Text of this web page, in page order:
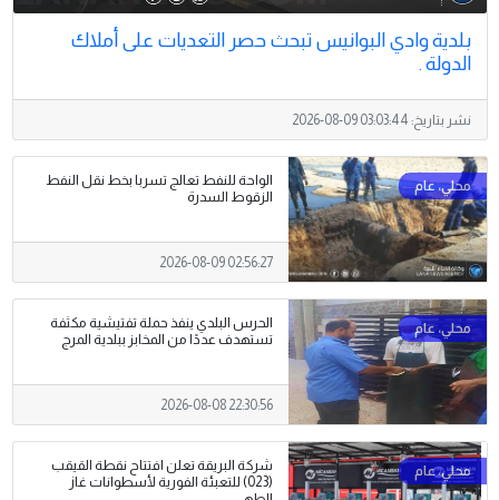
بلدية وادي البوانيس تبحث حصر التعديات على أملاك
الدولة .
نشر بتاريخ: 2026-08-09 03:03:44
الواحة للنفط تعالج تسربا بخط نقل النفط
الزقوط السدرة
2026-08-09 02:56:27
الحرس البلدي ينفذ حملة تفتيشية مكثفة
تستهدف عددًا من المخابز ببلدية المرج
2026-08-08 22:30:56
شركة البريقة تعلن افتتاح نقطة القيقب
(023) للتعبئة الفورية لأسطوانات غاز